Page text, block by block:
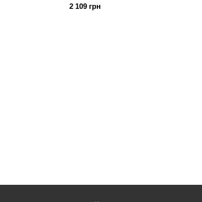
2 109 грн